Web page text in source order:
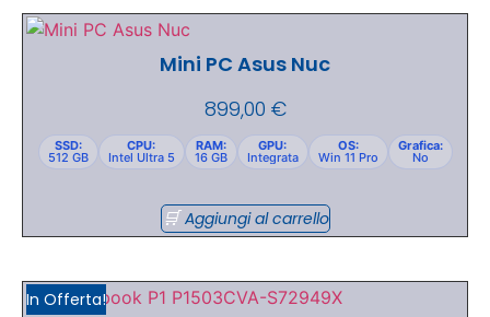
Mini PC Asus Nuc
899,00 €
SSD:
512 GB
CPU:
Intel Ultra 5
RAM:
16 GB
GPU:
Integrata
OS:
Win 11 Pro
Grafica:
No
Aggiungi al carrello
In Offerta!